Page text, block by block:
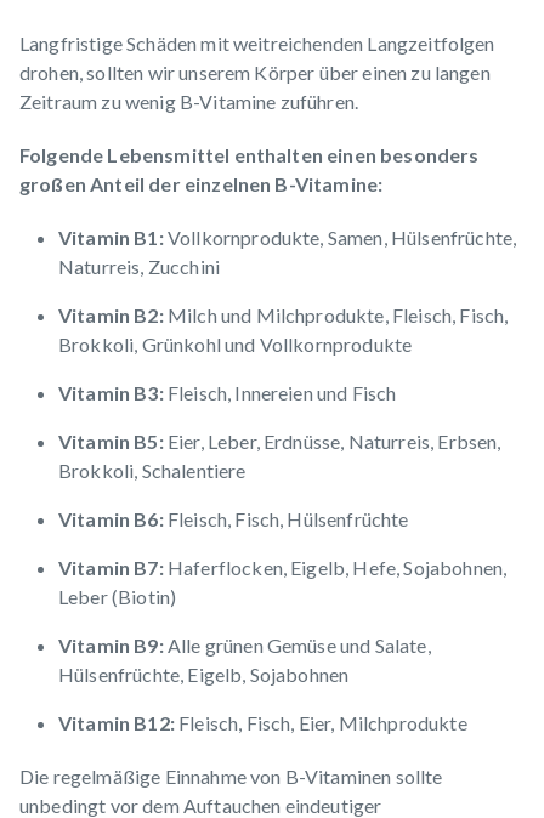
Langfristige Schäden mit weitreichenden Langzeitfolgen
drohen, sollten wir unserem Körper über einen zu langen
Zeitraum zu wenig B-Vitamine zuführen.
Folgende Lebensmittel enthalten einen besonders
großen Anteil der einzelnen B-Vitamine:
Vitamin B1:Vollkornprodukte, Samen, Hülsenfrüchte,
Naturreis, Zucchini
Vitamin B2:Milch und Milchprodukte, Fleisch, Fisch,
Brokkoli, Grünkohl und Vollkornprodukte
Vitamin B3:Fleisch, Innereien und Fisch
Vitamin B5:Eier, Leber, Erdnüsse, Naturreis, Erbsen,
Brokkoli, Schalentiere
Vitamin B6:Fleisch, Fisch, Hülsenfrüchte
Vitamin B7:Haferflocken, Eigelb, Hefe, Sojabohnen,
Leber (Biotin)
Vitamin B9:Alle grünen Gemüse und Salate,
Hülsenfrüchte, Eigelb, Sojabohnen
Vitamin B12:Fleisch, Fisch, Eier, Milchprodukte
Die regelmäßige Einnahme von B-Vitaminen sollte
unbedingt vor dem Auftauchen eindeutiger